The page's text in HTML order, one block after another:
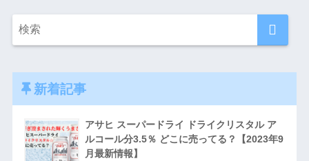
新着記事
アサヒ スーパードライ ドライクリスタル ア
ルコール分3.5％ どこに売ってる？【2023年9
月最新情報】